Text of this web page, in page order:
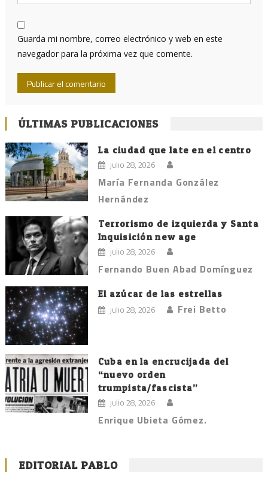
Guarda mi nombre, correo electrónico y web en este
navegador para la próxima vez que comente.
ÚLTIMAS PUBLICACIONES
La ciudad que late en el centro
julio 28, 2026
María Fernanda González
Hernández
Terrorismo de izquierda y Santa
Inquisición new age
julio 28, 2026
Fernando Buen Abad Domínguez
El azúcar de las estrellas
julio 28, 2026 Frei Betto
Cuba en la encrucijada del
“nuevo orden
trumpista/fascista”
julio 28, 2026
Enrique Ubieta Gómez.
EDITORIAL PABLO